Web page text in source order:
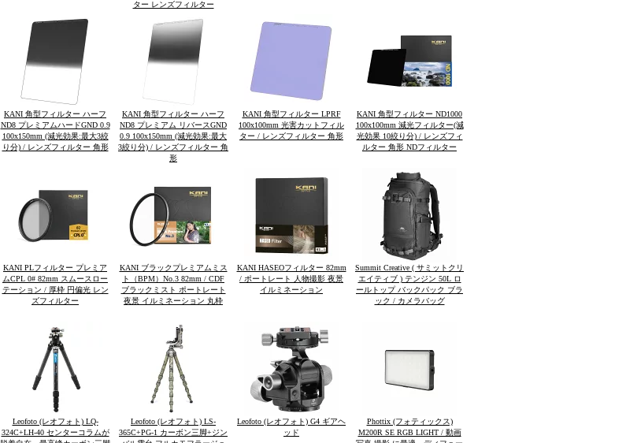
ター レンズフィルター
KANI 角型フィルター ハーフ
ND8 プレミアムハードGND 0.9
100x150mm (減光効果:最大3絞
り分) / レンズフィルター 角形
KANI 角型フィルター ハーフ
ND8 プレミアム リバースGND
0.9 100x150mm (減光効果:最大
3絞り分) / レンズフィルター 角
形
KANI 角型フィルター LPRF
100x100mm 光害カットフィル
ター / レンズフィルター 角形
KANI 角型フィルター ND1000
100x100mm 減光フィルター(減
光効果 10絞り分) / レンズフィ
ルター 角形 NDフィルター
KANI PLフィルター プレミア
ムCPL 0# 82mm スムースロー
テーション / 厚枠 円偏光 レン
ズフィルター
KANI ブラックプレミアムミス
ト（BPM）No.3 82mm / CDF
ブラックミスト ポートレート
夜景 イルミネーション 丸枠
KANI HASEOフィルター 82mm
/ ポートレート 人物撮影 夜景
イルミネーション
Summit Creative ( サミットクリ
エイティブ ) テンジン 50L ロ
ールトップ バックパック ブラ
ック / カメラバッグ
Leofoto (レオフォト) LQ-
324C+LH-40 センターコラムが
Leofoto (レオフォト) LS-
365C+PG-1 カーボン三脚+ジン
Leofoto (レオフォト) G4 ギアヘ
ッド
Phottix (フォティックス)
M200R SE RGB LIGHT / 動画